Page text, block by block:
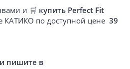
и 🛒 купить Perfect Fit
КАТИКО по доступной цене 39
пишите в